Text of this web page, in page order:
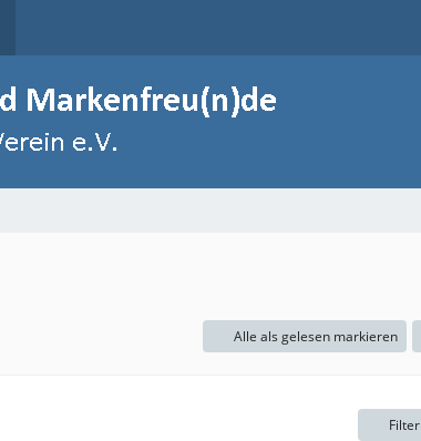
Alle als gelesen markieren
Filter